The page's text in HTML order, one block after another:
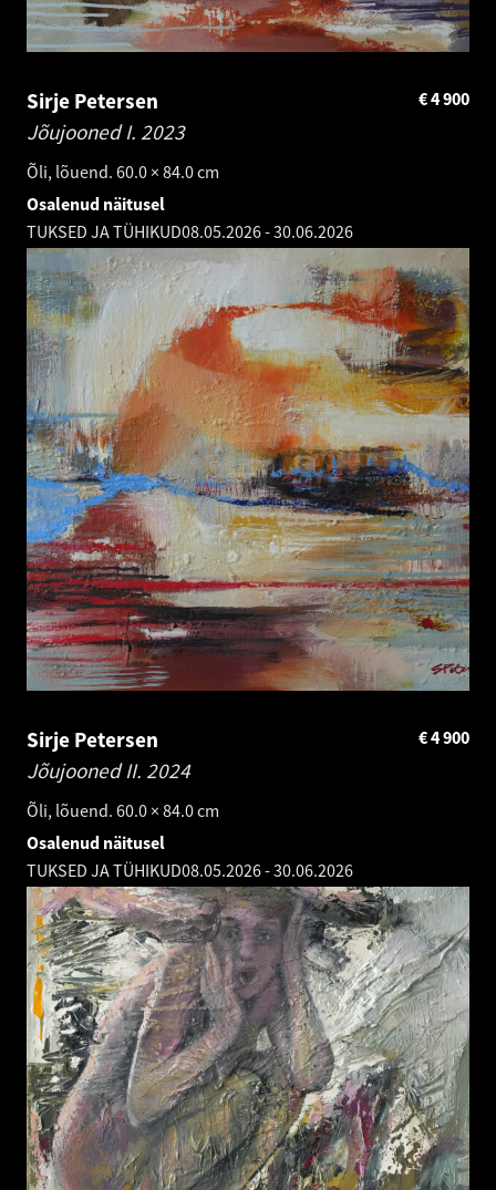
Sirje Petersen
Jõujooned I. 2023
Õli, lõuend. 60.0 × 84.0 cm
4 900
€
Osalenud näitusel
TUKSED JA TÜHIKUD08.05.2026-30.06.2026
Sirje Petersen
Jõujooned II. 2024
Õli, lõuend. 60.0 × 84.0 cm
4 900
€
Osalenud näitusel
TUKSED JA TÜHIKUD08.05.2026-30.06.2026